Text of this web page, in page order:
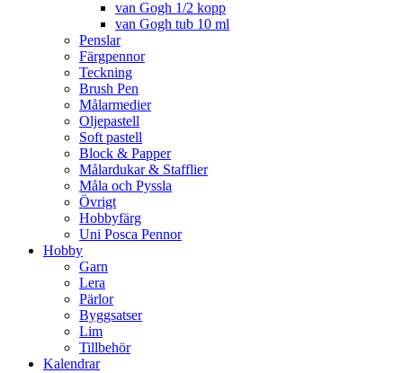
van Gogh 1/2 kopp
van Gogh tub 10 ml
Penslar
Färgpennor
Teckning
Brush Pen
Målarmedier
Oljepastell
Soft pastell
Block & Papper
Målardukar & Stafflier
Måla och Pyssla
Övrigt
Hobbyfärg
Uni Posca Pennor
Hobby
Garn
Lera
Pärlor
Byggsatser
Lim
Tillbehör
Kalendrar